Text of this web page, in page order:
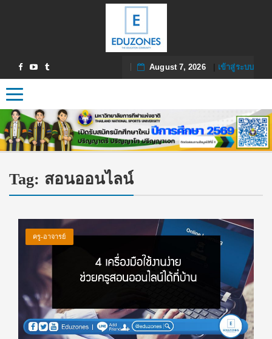
August 7, 2026| เข้าสู่ระบบ
Toggle navigation
Tag: สอนออนไลน์
ครู-อาจารย์